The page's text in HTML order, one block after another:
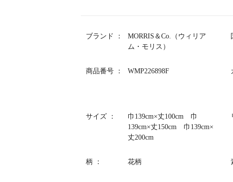
ブランド
MORRIS＆Co.（ウィリア
ム・モリス）
商品番号 WMP226898F
サイズ
巾139cm×丈100cm 巾
139cm×丈150cm 巾139cm×
丈200cm
柄 花柄